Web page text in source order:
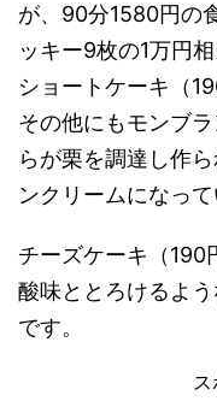
が、90分1580円の
ッキー9枚の1万円
ショートケーキ（
その他にもモンブ
らが栗を調達し作
ンクリームになって
チーズケーキ（190
酸味ととろけるよ
です。